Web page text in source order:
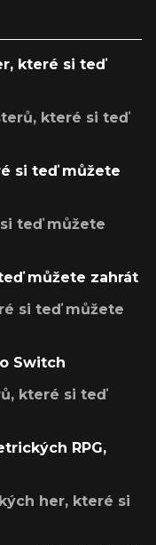
které si teď
které si teď
si teď můžete
teď můžete
můžete zahrát
si teď můžete
Switch
které si teď
RPG,
her, které si